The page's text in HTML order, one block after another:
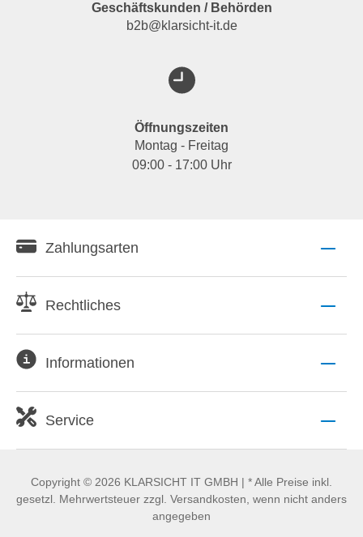
Geschäftskunden / Behörden
b2b@klarsicht-it.de
Öffnungszeiten
Montag - Freitag
09:00 - 17:00 Uhr
Zahlungsarten
Rechtliches
Informationen
Service
Copyright © 2026 KLARSICHT IT GMBH | * Alle Preise inkl.
gesetzl. Mehrwertsteuer zzgl. Versandkosten, wenn nicht anders
angegeben